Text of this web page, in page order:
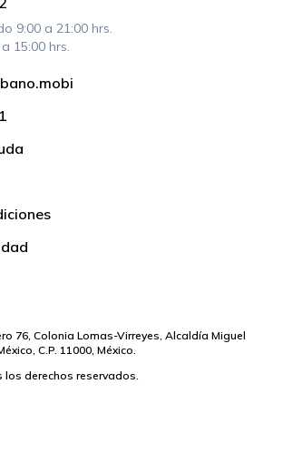
76, Colonia Lomas-Virreyes, Alcaldía Miguel
C.P. 11000, México.
los derechos reservados.
9:00 a 21:00 hrs.
15:00 hrs.